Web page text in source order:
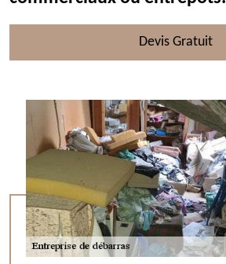
Devis Gratuit